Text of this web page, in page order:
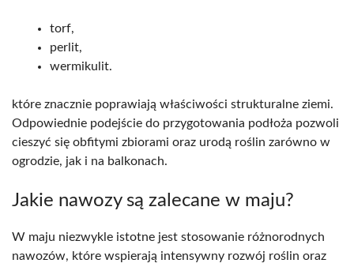
torf,
perlit,
wermikulit.
które znacznie poprawiają właściwości strukturalne ziemi.
Odpowiednie podejście do przygotowania podłoża pozwoli
cieszyć się obfitymi zbiorami oraz urodą roślin zarówno w
ogrodzie, jak i na balkonach.
Jakie nawozy są zalecane w maju?
W maju niezwykle istotne jest stosowanie różnorodnych
nawozów, które wspierają intensywny rozwój roślin oraz